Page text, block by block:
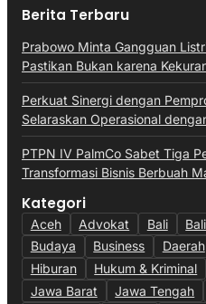
Berita Terbaru
Prabowo Minta Gangguan
Pastikan Bukan karena
Perkuat Sinergi dengan
Selaraskan Operasional
PTPN IV PalmCo Sabet Tiga
Transformasi Bisnis Berbuah
Kategori
Aceh Advokat Bali Bali
Budaya
Business Daerah
Hiburan
Hukum & Kriminal
Jawa Barat
Jawa Tengah